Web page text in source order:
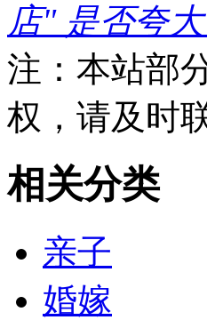
店" 是否夸
注：本站部
权，请及时
相关分类
亲子
婚嫁